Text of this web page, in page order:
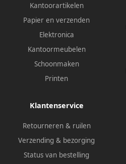
Kantoorartikelen
Papier en verzenden
Elektronica
Kantoormeubelen
Schoonmaken
Printen
Klantenservice
Retourneren & ruilen
Verzending & bezorging
Status van bestelling